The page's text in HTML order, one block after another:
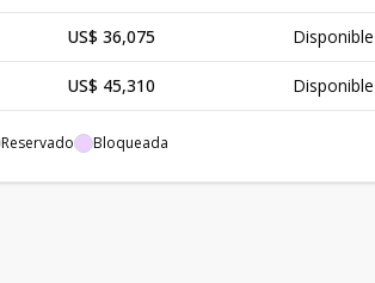
US$ 36,075 Disponible
US$ 45,310 Disponible
US$ 48,783
US$ 37,697 Disponible
Reservado Bloqueada